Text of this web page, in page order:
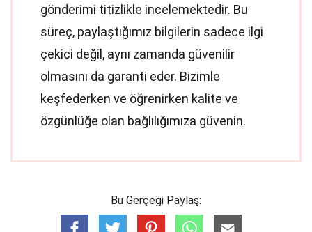
gönderimi titizlikle incelemektedir. Bu
süreç, paylaştığımız bilgilerin sadece ilgi
çekici değil, aynı zamanda güvenilir
olmasını da garanti eder. Bizimle
keşfederken ve öğrenirken kalite ve
özgünlüğe olan bağlılığımıza güvenin.
Bu Gerçeği Paylaş: